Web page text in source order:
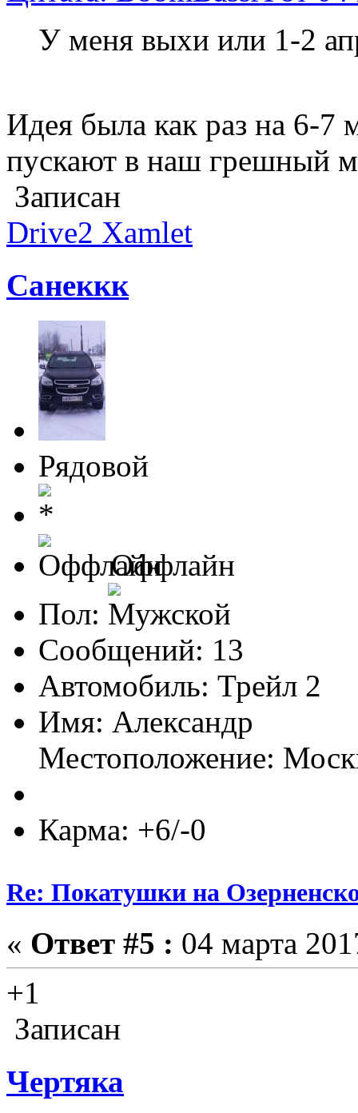
У меня выхи или 1-2
Идея была как раз на 6-7
пускают в наш грешный
Записан
Drive2 Xamlet
Санеккк
Рядовой
Оффлайн
Пол:
Сообщений: 13
Автомобиль: Трейл 2
Имя: Александр
Местоположение:
Карма: +6/-0
Re: Покатушки на
« Ответ #5 : 04 марта
+1
Записан
Чертяка